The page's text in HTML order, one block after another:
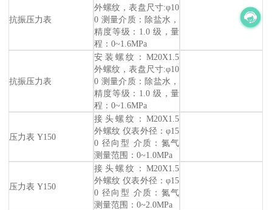
抗振压力表
外螺纹，表盘尺寸:φ10
0 测量介质：除盐水，
精度等级：1.0 级，量
程：0~1.6MPa
抗振压力表
安装螺纹：M20X1.5
外螺纹，表盘尺寸:φ10
0 测量介质：除盐水，
精度等级：1.0 级，量
程：0~1.6MPa
压力表 Y150
接头螺纹：M20X1.5
外螺纹 仪表外径：φ15
0 径向型 介质：氮气
测量范围：0~1.0MPa
压力表 Y150
接头螺纹：M20X1.5
外螺纹 仪表外径：φ15
0 径向型 介质：氮气
测量范围：0~2.0MPa